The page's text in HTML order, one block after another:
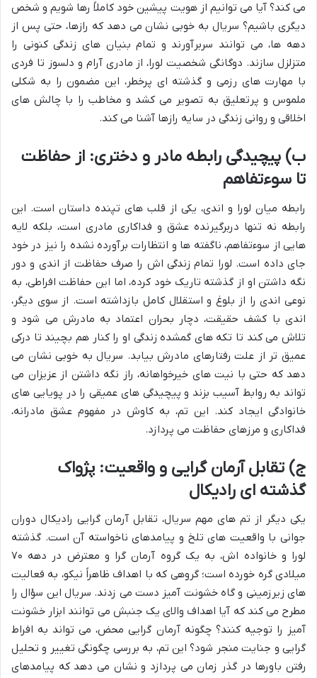
می کند؟ آیا می توانیم از هویت پیشین خود کاملاً رها شویم و شخص
دیگری باشیم؟ سریال به خوبی نشان می دهد که رازها، حتی پس از
دهه ها، می توانند سربرآورند و تمام بنیان های زندگی کنونی را
متزلزل سازند. دوگانگی شخصیت لورا، از مادری آرام و دلسوز تا فردی
با مهارت های رزمی و گذشته ای پرخطر، این مضمون را به شکلی
ملموس و پرتعلیق به تصویر می کشد و مخاطب را با چالش های
اخلاقی و روانی زندگی در سایه رازها آشنا می کند.
ب) پیچیدگی رابطه مادر و دختری: از حفاظت
تا سوءتفاهم
رابطه میان لورا و اندی، یکی از قلب های تپنده داستان است. این
رابطه نه تنها دربرگیرنده عشق و فداکاری مادری است، بلکه لایه
هایی از سوءتفاهم، ناگفته ها و انتظارات برآورده نشده را نیز در خود
جای داده است. لورا تمام زندگی اش را صرف حفاظت از اندی و دور
نگه داشتن او از گذشته تاریک خود کرده، اما این حفاظت افراطی، به
نوعی اندی را از بلوغ و استقلال کامل بازداشته است. از سوی دیگر،
اندی با کشف حقیقت، دچار بحران اعتماد به مادرش می شود و
تلاش می کند تا تکه های گمشده زندگی او را کنار هم بچیند تا درکی
عمیق تر از علت رفتارهای مادرش بیابد. سریال به خوبی نشان می
دهد که حتی با نیت های خیرخواهانه، راز نگه داشتن از عزیزان می
تواند به روابط آسیب بزند و پیچیدگی های عمیقی را در پویایی های
خانوادگی ایجاد کند. این تم، به کاوش در مفهوم عشق مادرانه،
فداکاری و مرزهای حفاظت می پردازد.
ج) تقابل آرمان گرایی و واقعیت: پژواک
گذشته ای رادیکال
یکی دیگر از تم های مهم سریال، تقابل آرمان گرایی رادیکال دوران
جوانی با واقعیت های تلخ و پیامدهای ناخواسته آن است. گذشته
لورا و خانواده اش، به یک گروه آرمان گرا و معترض در دهه ۷۰
میلادی گره خورده است؛ گروهی که با اهداف ظاهراً نیکو، به فعالیت
های زیرزمینی و گاه خشونت آمیز دست می زدند. سریال این سؤال را
مطرح می کند که آیا اهداف والای یک جنبش می توانند ابزار خشونت
آمیز را توجیه کنند؟ چگونه آرمان گرایی محض، می تواند به افراط
گرایی و جنایت منجر شود؟ این تم، به بررسی چگونگی تغییر و تحلیل
رفتن باورها در گذر زمان می پردازد و نشان می دهد که پیامدهای